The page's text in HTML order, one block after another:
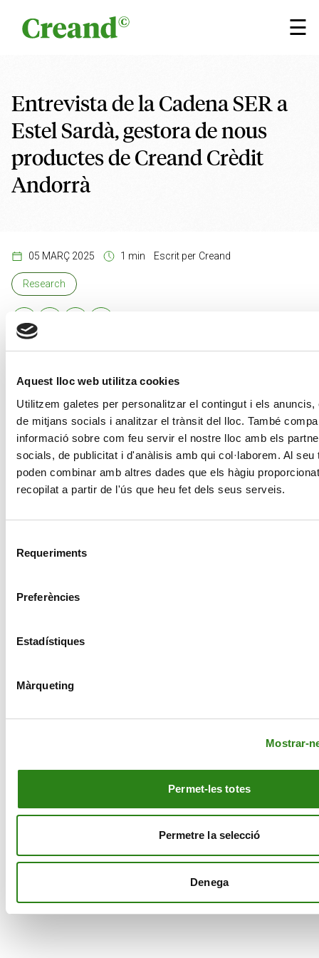
Aquest lloc web utilitza cookies
Utilitzem galetes per personalitzar el contingut i els anuncis,
de mitjans socials i analitzar el trànsit del lloc. També
informació sobre com feu servir el nostre lloc amb els
socials, de publicitat i d'anàlisis amb qui col·laborem. Al seu
poden combinar amb altres dades que els hàgiu
recopilat a partir de l'ús que heu fet dels seus serveis.
Requeriments
Preferències
Estadístiques
Màrqueting
Mostrar-
Permet-les totes
Permetre la selecció
Denega
☰
Entrevista de la Cadena SER a
Estel Sardà, gestora de nous
productes de Creand Crèdit
Andorrà
05 MARÇ 2025 1 min Escrit per Creand
Research
Avís Legal Política de cookies Política de privacitat